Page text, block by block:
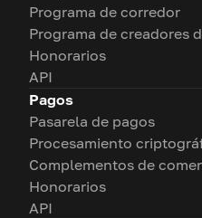
Programa de corredor
Programa de creadores
Honorarios
API
Pagos
Pasarela de pagos
Procesamiento
Complementos de
Honorarios
API